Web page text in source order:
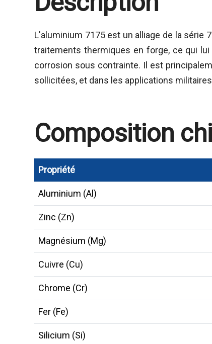
L'aluminium 7175 est un alliage de la
traitements thermiques en forge, ce qui
corrosion sous contrainte. Il est
sollicitées, et dans les applications
Composition
Propriété
Aluminium (Al)
Zinc (Zn)
Magnésium (Mg)
Cuivre (Cu)
Chrome (Cr)
Fer (Fe)
Silicium (Si)